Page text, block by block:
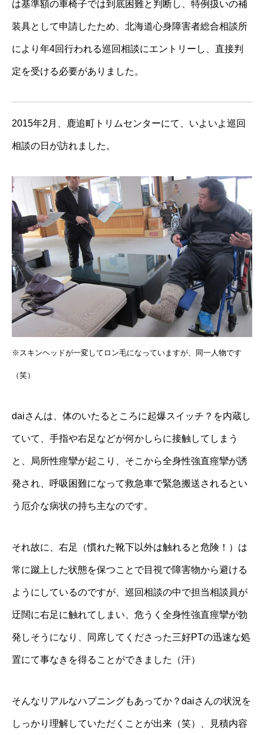
は基準額の車椅子では到底困難と判断し、特例扱いの補
装具として申請したため、北海道心身障害者総合相談所
により年4回行われる巡回相談にエントリーし、直接判
定を受ける必要がありました。
2015年2月、鹿追町トリムセンターにて、いよいよ巡回
相談の日が訪れました。
※スキンヘッドが一変してロン毛になっていますが、同一人物です
（笑）
daiさんは、体のいたるところに起爆スイッチ？を内蔵し
ていて、手指や右足などが何かしらに接触してしまう
と、局所性痙攣が起こり、そこから全身性強直痙攣が誘
発され、呼吸困難になって救急車で緊急搬送されるとい
う厄介な病状の持ち主なのです。
それ故に、右足（慣れた靴下以外は触れると危険！）は
常に蹴上した状態を保つことで目視で障害物から避ける
ようにしているのですが、巡回相談の中で担当相談員が
迂闊に右足に触れてしまい、危うく全身性強直痙攣が勃
発しそうになり、同席してくださった三好PTの迅速な処
置にて事なきを得ることができました（汗）
そんなリアルなハプニングもあってか？daiさんの状況を
しっかり理解していただくことが出来（笑）、見積内容